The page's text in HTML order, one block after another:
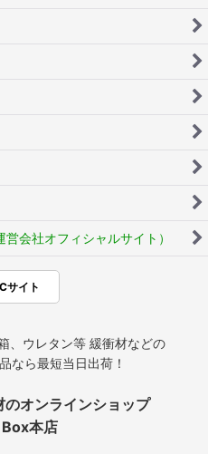
会社オフィシャルサイト）
サイト
、ウレタン等 緩衝材などの
なら最短当日出荷！
オンラインショップ
本店